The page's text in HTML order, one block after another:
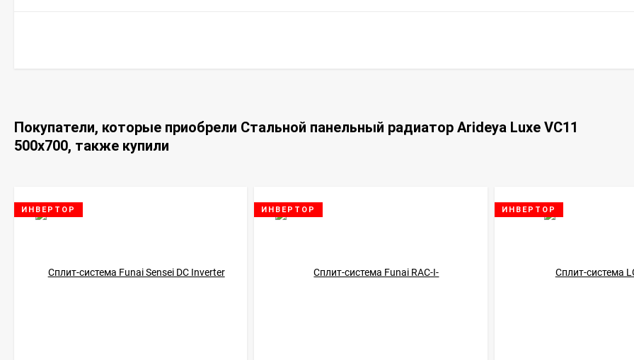
Покупатели, которые приобрели Стальной панельный радиатор Arideya Luxe VC11
500x700, также купили
ИНВЕРТОР ИНВЕРТОР ИНВЕРТОР